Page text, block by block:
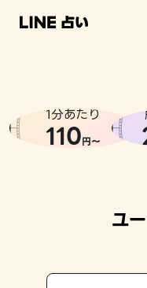
相談事例
1分あたり
110円〜
ユ